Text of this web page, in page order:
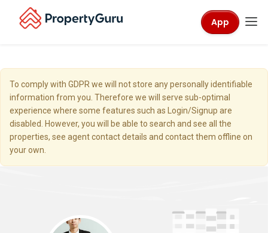
App
To comply with GDPR we will not store any personally identifiable
information from you. Therefore we will serve sub-optimal
experience where some features such as Login/Signup are
disabled. However, you will be able to search and see all the
properties, see agent contact details and contact them offline on
your own.